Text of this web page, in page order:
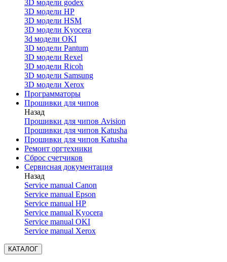
3D модели godex
3D модели HP
3D модели HSM
3D модели Kyocera
3d модели OKI
3D модели Pantum
3D модели Rexel
3D модели Ricoh
3D модели Samsung
3D модели Xerox
Программаторы
Прошивки для чипов
Назад
Прошивки для чипов Avision
Прошивки для чипов Katusha
Прошивки для чипов Katusha
Ремонт оргтехники
Сброс счетчиков
Сервисная документация
Назад
Service manual Canon
Service manual Epson
Service manual HP
Service manual Kyocera
Service manual OKI
Service manual Xerox
КАТАЛОГ